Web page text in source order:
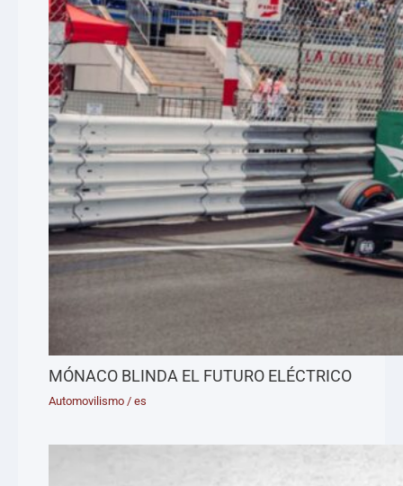
MÓNACO BLINDA EL FUTURO ELÉCTRICO
Automovilismo /es